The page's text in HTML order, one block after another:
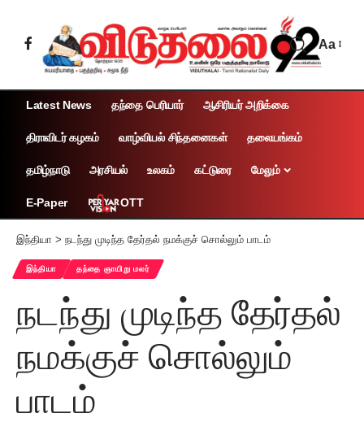
Aa
Latest News தந்தை பெரியார் ஆசிரியர் அறிக்கை
திராவிடர் கழகம் வாழ்வியல் சிந்தனைகள் தலையங்கம்
தமிழ்நாடு அரசியல் உலகம் கட்டுரை மேலும்
E-Paper OTT
இந்தியா > நடந்து முடிந்த தேர்தல் நமக்குச் சொல்லும் பாடம்
இந்தியா தந்தை ஞாயிறு மலர்
நடந்து முடிந்த தேர்தல்
நமக்குச் சொல்லும்
பாடம்